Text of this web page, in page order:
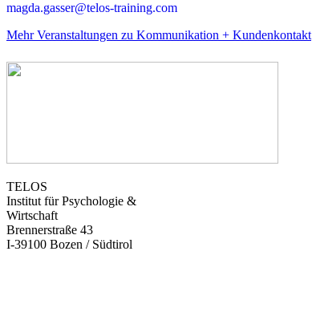
magda.gasser@telos-training.com
Mehr Veranstaltungen zu Kommunikation + Kundenkontakt
TELOS
Institut für Psychologie &
Wirtschaft
Brennerstraße 43
I-39100 Bozen / Südtirol